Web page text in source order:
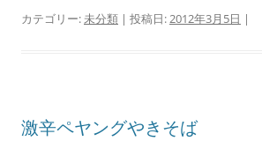
カテゴリー:未分類 | 投稿日:2012年3月5日 |
激辛ペヤングやきそば